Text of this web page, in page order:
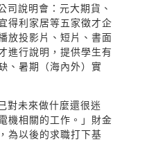
司說明會：元大期貨、
得利家居等五家徵才企
放投影片、短片、書面
進行說明，提供學生有
、暑期（海內外）實
對未來做什麼還很迷
機相關的工作。」財金
為以後的求職打下基